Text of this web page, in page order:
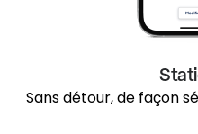
Sans détour, de façon